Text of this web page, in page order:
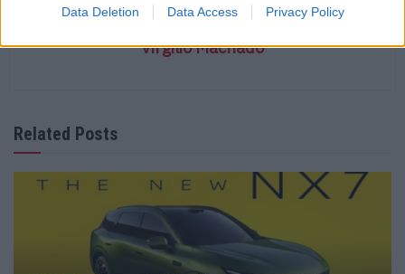
Data Deletion Data Access Privacy Policy
Virgilio Machado
Related Posts